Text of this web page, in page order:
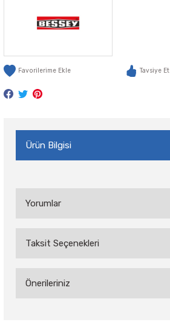
Tavsiye Et
Ürün Bilgisi
Yorumlar
Taksit Seçenekleri
Önerileriniz